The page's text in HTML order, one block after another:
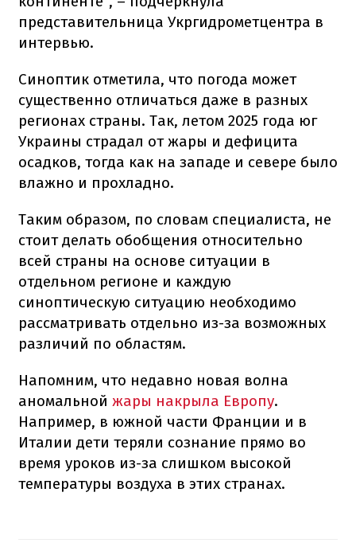
представительница Укргидрометцентра в
интервью.
Синоптик отметила, что погода может
существенно отличаться даже в разных
регионах страны. Так, летом 2025 года юг
Украины страдал от жары и дефицита
осадков, тогда как на западе и севере было
влажно и прохладно.
Таким образом, по словам специалиста, не
стоит делать обобщения относительно
всей страны на основе ситуации в
отдельном регионе и каждую
синоптическую ситуацию необходимо
рассматривать отдельно из-за возможных
различий по областям.
Напомним, что недавно новая волна
аномальной жары накрыла Европу.
Например, в южной части Франции и в
Италии дети теряли сознание прямо во
время уроков из-за слишком высокой
температуры воздуха в этих странах.